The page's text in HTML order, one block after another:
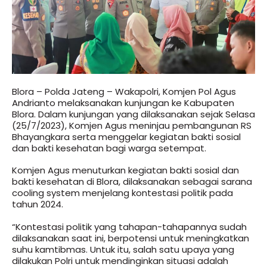
Blora – Polda Jateng – Wakapolri, Komjen Pol Agus
Andrianto melaksanakan kunjungan ke Kabupaten
Blora. Dalam kunjungan yang dilaksanakan sejak Selasa
(25/7/2023), Komjen Agus meninjau pembangunan RS
Bhayangkara serta menggelar kegiatan bakti sosial
dan bakti kesehatan bagi warga setempat.
Komjen Agus menuturkan kegiatan bakti sosial dan
bakti kesehatan di Blora, dilaksanakan sebagai sarana
cooling system menjelang kontestasi politik pada
tahun 2024.
“Kontestasi politik yang tahapan-tahapannya sudah
dilaksanakan saat ini, berpotensi untuk meningkatkan
suhu kamtibmas. Untuk itu, salah satu upaya yang
dilakukan Polri untuk mendinginkan situasi adalah